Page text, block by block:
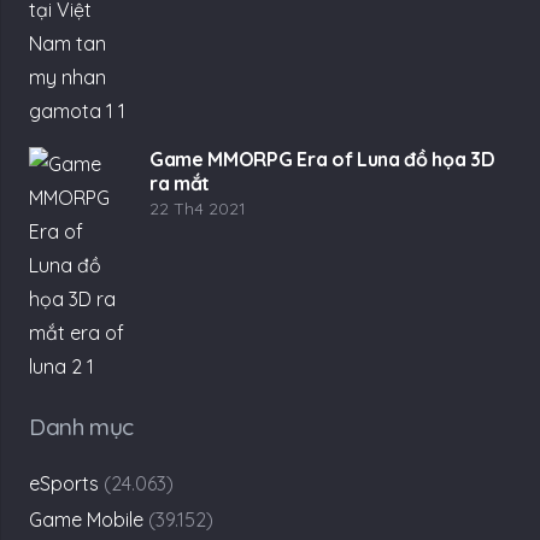
Game MMORPG Era of Luna đồ họa 3D
ra mắt
22 Th4 2021
Danh mục
eSports (24.063)
Game Mobile (39.152)